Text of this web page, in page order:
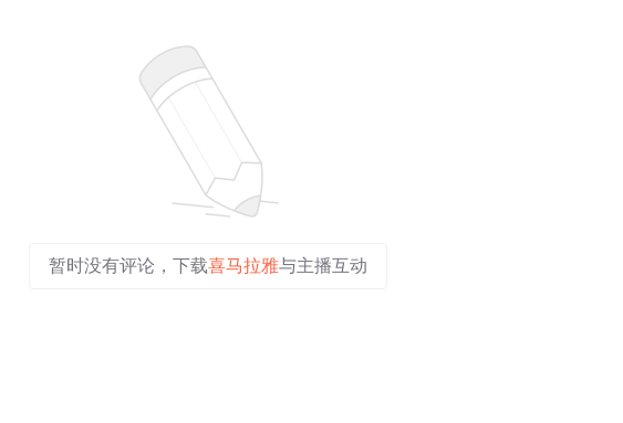
暂时没有评论，下载喜马拉雅与主播互动